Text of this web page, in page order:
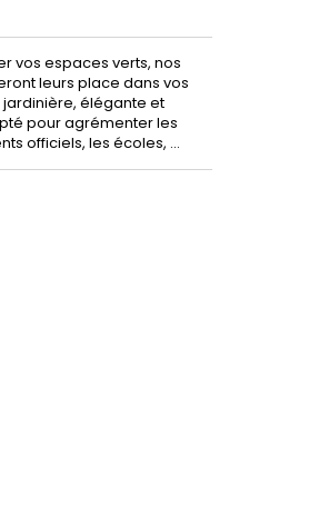
vos espaces verts, nos
leurs place dans vos
élégante et
pour agrémenter les
officiels, les écoles, ...